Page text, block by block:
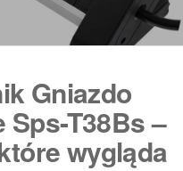
Gniazdo
Sps-T38Bs –
wygląda